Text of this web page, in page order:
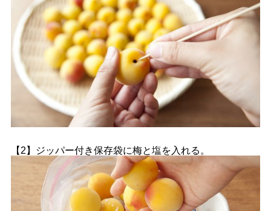
【2】ジッパー付き保存袋に梅と塩を入れる。